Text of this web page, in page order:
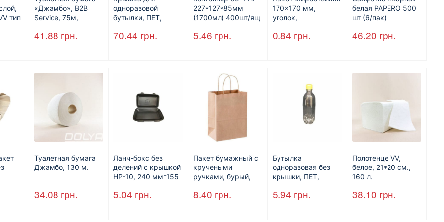
тип
«Джамбо», B2B
Service, 75м,
двухслойная
41.88 грн.
одноразовой
бутылки, ПЕТ,
70.44 грн.
227*127*85мм
(1700мл) 400шт/ящ
5.46 грн.
170×170 мм,
уголок,
0.84 грн.
белая PAPERO 500
шт (6/пак)
46.20 грн.
ящ)
Туалетная бумага
Джамбо, 130 м.
34.08 грн.
Ланч-бокс без
делений с крышкой
HP-10, 240 мм*155
1300 мл,
5.04 грн.
Пакет бумажный с
кручеными
ручками, бурый,
мм*140 мм.
8.40 грн.
Бутылка
одноразовая без
крышки, ПЕТ,
мм.
5.94 грн.
Полотенце VV,
белое, 21*20 см.,
160 л.
38.10 грн.